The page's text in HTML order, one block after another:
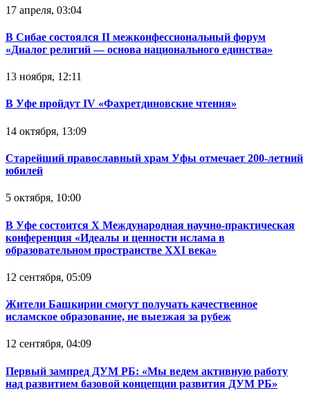
17 апреля, 03:04
В Сибае состоялся II межконфессиональный форум
«Диалог религий — основа национального единства»
13 ноября, 12:11
В Уфе пройдут IV «Фахретдиновские чтения»
14 октября, 13:09
Старейший православный храм Уфы отмечает 200-летний
юбилей
5 октября, 10:00
В Уфе состоится Х Международная научно-практическая
конференция «Идеалы и ценности ислама в
образовательном пространстве XXI века»
12 сентября, 05:09
Жители Башкирии смогут получать качественное
исламское образование, не выезжая за рубеж
12 сентября, 04:09
Первый зампред ДУМ РБ: «Мы ведем активную работу
над развитием базовой концепции развития ДУМ РБ»